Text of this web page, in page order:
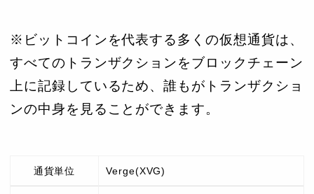
※ビットコインを代表する多くの仮想通貨は、
すべてのトランザクションをブロックチェーン
上に記録しているため、誰もがトランザクショ
ンの中身を見ることができます。
通貨単位 Verge(XVG)